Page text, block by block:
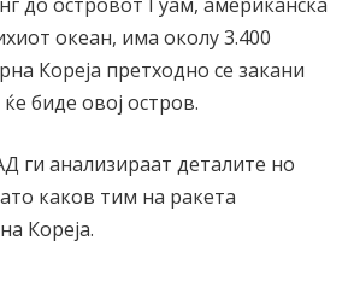
океан, има околу 3.400
Кореја претходно се закани
биде овој остров.
ги анализираат деталите но
каков тим на ракета
Кореја.